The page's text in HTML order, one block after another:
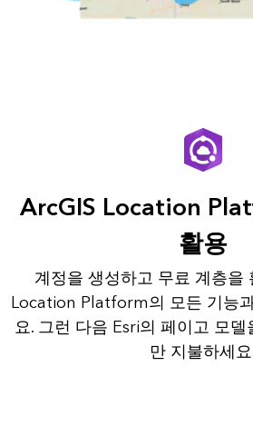
ArcGIS Location
활용
계정을 생성하고 무료 계층을
Location Platform의 모든 기능
요. 그런 다음 Esri의 페이고 모
만 지불하세